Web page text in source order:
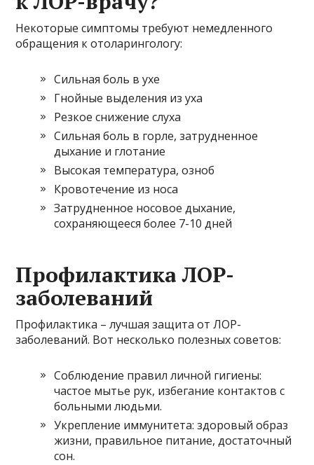
Некоторые симптомы требуют немедленного
обращения к отоларингологу:
Сильная боль в ухе
Гнойные выделения из уха
Резкое снижение слуха
Сильная боль в горле, затрудненное
дыхание и глотание
Высокая температура, озноб
Кровотечение из носа
Затрудненное носовое дыхание,
сохраняющееся более 7-10 дней
Профилактика ЛОР-
заболеваний
Профилактика – лучшая защита от ЛОР-
заболеваний. Вот несколько полезных советов:
Соблюдение правил личной гигиены:
частое мытье рук, избегание контактов с
больными людьми.
Укрепление иммунитета: здоровый образ
жизни, правильное питание, достаточный
сон.